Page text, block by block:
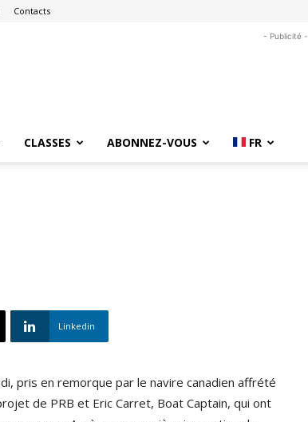
Contacts
- Publicité -
CLASSES ABONNEZ-VOUS FR
Linkedin
pris en remorque par le navire canadien affrété
de PRB et Eric Carret, Boat Captain, qui ont